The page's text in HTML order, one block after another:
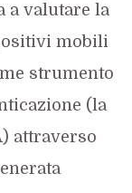
a valutare la
mobili
strumento
(la
attraverso